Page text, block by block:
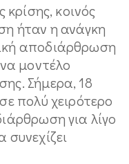
κρίσης, κοινός
ήταν η ανάγκη
αποδιάρθρωση
μοντέλο
Σήμερα, 18
πολύ χειρότερο
για λίγο